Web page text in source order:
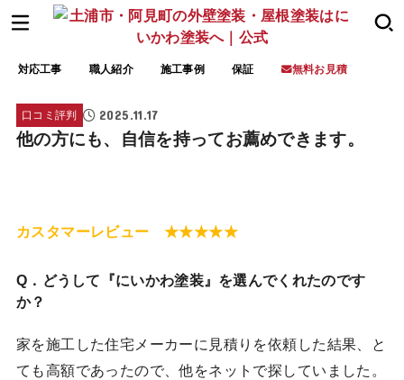
対応工事 職人紹介 施工事例 保証 無料お見積
口コミ評判 2025.11.17
他の方にも、自信を持ってお薦めできます。
カスタマーレビュー ★★★★★
Q．どうして『にいかわ塗装』を選んでくれたのです
か？
家を施工した住宅メーカーに見積りを依頼した結果、と
ても高額であったので、他をネットで探していました。